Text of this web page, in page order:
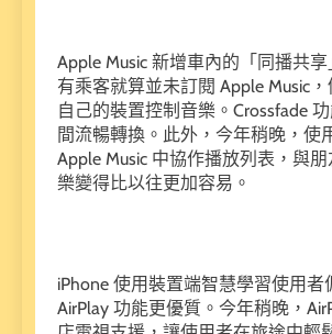
Apple Music 新增車內的「同播共
有乘客就算並未訂閱 Apple Music
自己的裝置控制音樂。Crossfade
間流暢轉換。此外，今年稍晚，使
Apple Music 中協作播放列表，與
樂變得比以往更加容易。
iPhone 使用裝置端智慧學習使用者
AirPlay 功能更優質。今年稍晚，